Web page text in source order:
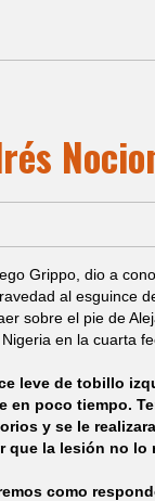
Grippo, dio a
al esguince
sobre el pie de
en la cuarta
leve de tobillo
en poco tiempo.
y se le
que la lesión no lo
como